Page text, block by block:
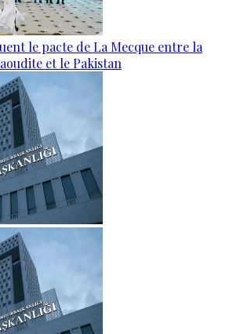
le pacte de La Mecque entre la
et le Pakistan